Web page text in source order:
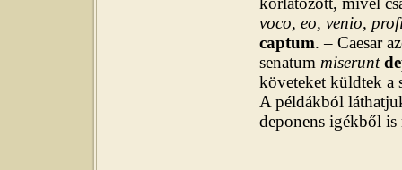
voco, eo, venio,
captum. – Caesar
senatum miserunt
követeket küldtek a
A példákból
deponens igékből is